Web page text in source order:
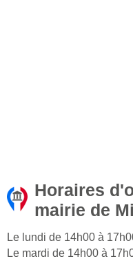
Horaires
mairie de
Le lundi de 14h00 à
Le mardi de 14h00 à